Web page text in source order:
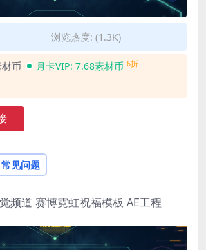
浏览热度: (1.3K)
币 月卡VIP: 7.68素材币 6折
常见问题
频道 赛博霓虹祝福模板 AE工程